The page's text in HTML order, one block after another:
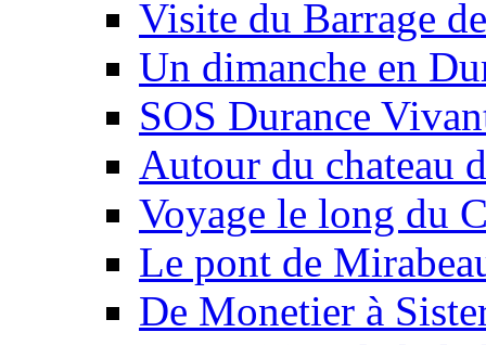
Visite du Barrage
Un dimanche en
SOS Durance
Autour du chateau
Voyage le long du
Le pont de
De Monetier à